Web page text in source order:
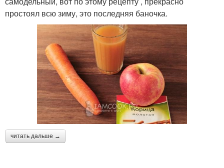
простоял всю зиму, это последняя баночка.
читать дальше →